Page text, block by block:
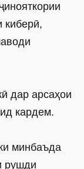
киберӣ,
дар арсаҳои
кардем.
минбаъда
рушди